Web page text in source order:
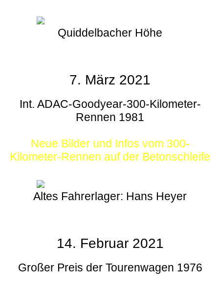
Quiddelbacher Höhe
7. März 2021
Int. ADAC-Goodyear-300-Kilometer-
Rennen 1981
Neue Bilder und Infos vom 300-
Kilometer-Rennen auf der Betonschleife
Altes Fahrerlager: Hans Heyer
14. Februar 2021
Großer Preis der Tourenwagen 1976